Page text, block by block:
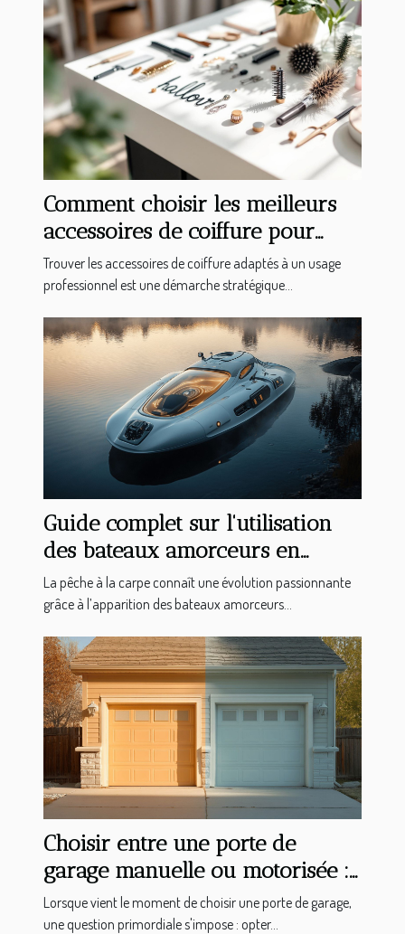
Comment choisir les meilleurs
accessoires de coiffure pour
professionnels ?
Trouver les accessoires de coiffure adaptés à un usage
professionnel est une démarche stratégique...
Guide complet sur l'utilisation
des bateaux amorceurs en
pêche à la carpe
La pêche à la carpe connaît une évolution passionnante
grâce à l’apparition des bateaux amorceurs...
Choisir entre une porte de
garage manuelle ou motorisée :
avantages et considérations
Lorsque vient le moment de choisir une porte de garage,
une question primordiale s'impose : opter...